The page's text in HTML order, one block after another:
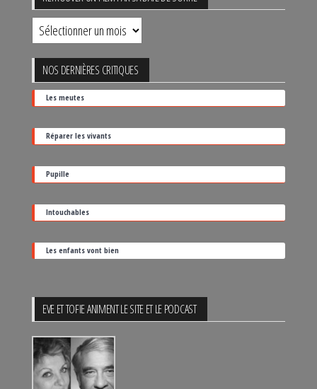
Retrouver
un
film
par
sa
date
de
sortie
NOS DERNIÈRES CRITIQUES
Les meutes
Réparer les vivants
Pupille
Intouchables
Les enfants vont bien
EVE ET TOFIE ANIMENT LE SITE ET LE PODCAST